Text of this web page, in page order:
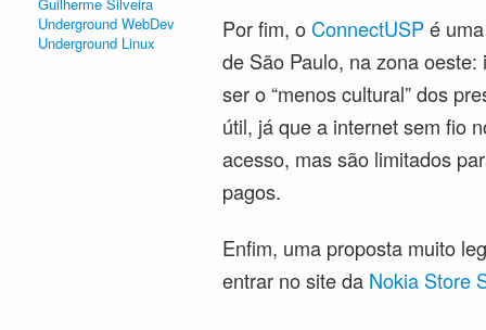
Por fim, o ConnectUSPé
de São Paulo, na zona
ser o “menos cultural” dos
útil, já que a internet sem fio
acesso, mas são limitados
pagos.
Enfim, uma proposta muito
entrar no site da Nokia Store
Underground WebDev
Underground Linux